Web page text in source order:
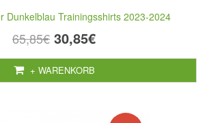
Dunkelblau Trainingsshirts 2023-2024
65,85€ 30,85€
+ WARENKORB